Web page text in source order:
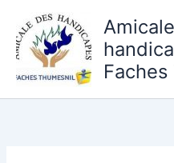
contenu